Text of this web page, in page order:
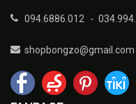
094.6886.012 -
shopbongzo@gmail.com